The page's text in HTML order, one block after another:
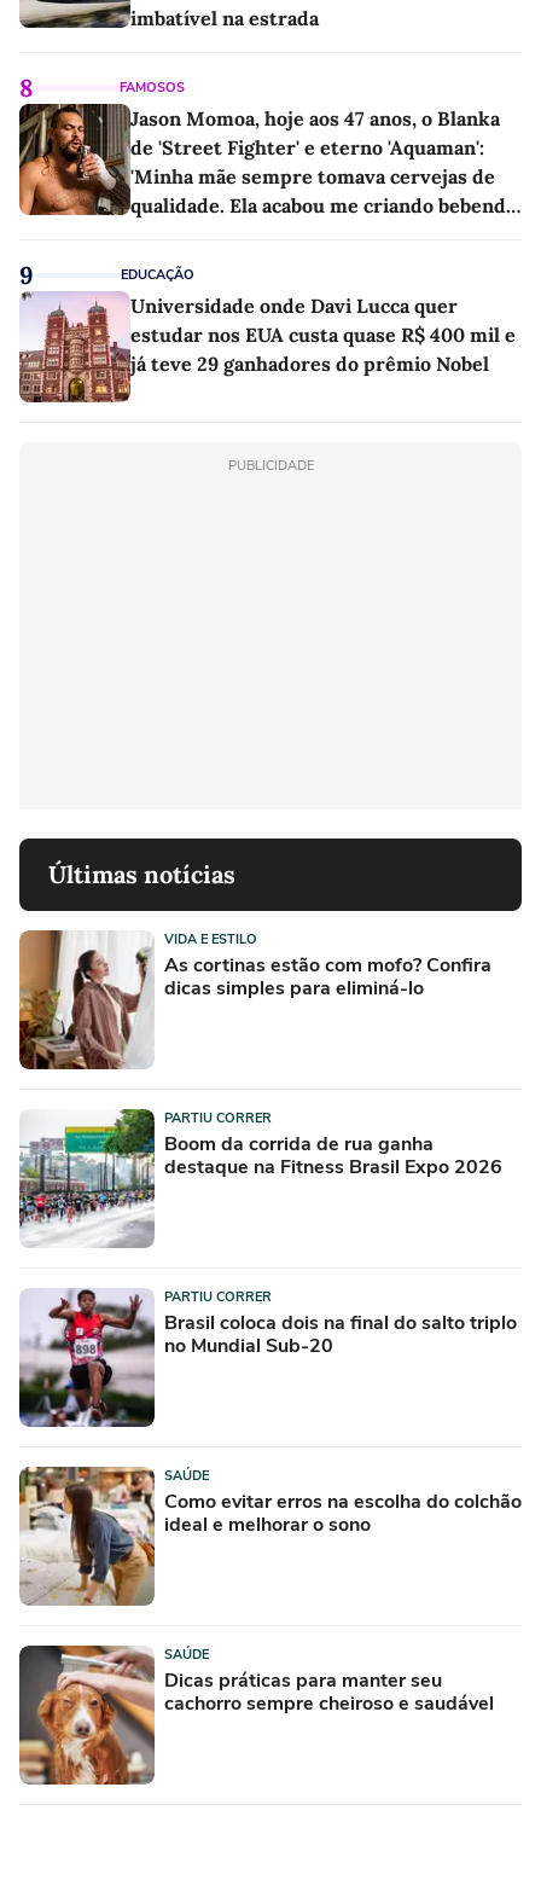
imbatível na estrada
8 FAMOSOS
Jason Momoa, hoje aos 47 anos, o Blanka
de 'Street Fighter' e eterno 'Aquaman':
'Minha mãe sempre tomava cervejas de
qualidade. Ela acabou me criando bebendo
9 EDUCAÇÃO
Universidade onde Davi Lucca quer
estudar nos EUA custa quase R$ 400 mil e
já teve 29 ganhadores do prêmio Nobel
PUBLICIDADE
Últimas notícias
VIDA E ESTILO
As cortinas estão com mofo? Confira
dicas simples para eliminá-lo
PARTIU CORRER
Boom da corrida de rua ganha
destaque na Fitness Brasil Expo 2026
PARTIU CORRER
Brasil coloca dois na final do salto triplo
no Mundial Sub-20
SAÚDE
Como evitar erros na escolha do colchão
ideal e melhorar o sono
SAÚDE
Dicas práticas para manter seu
cachorro sempre cheiroso e saudável